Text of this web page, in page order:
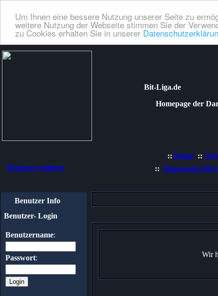
Um Ihnen eine bessere Nutzung unserer Seite zu
weitere Nutzung der Webseite stimmen Sie der
zu Cookies erhalten Sie in unserer
Bit-Liga.de
Homepage der
Benutzer anlegen
:: Home ::
:: Impressum Bit-
Benutzer Info
Benutzer- Login
Benutzername:
Passwort: Wir